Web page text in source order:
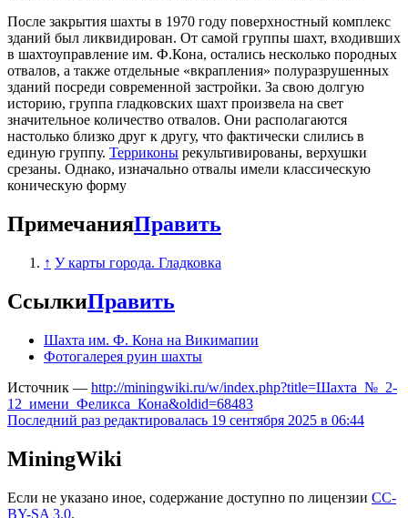
После закрытия шахты в 1970 году поверхностный комплекс
зданий был ликвидирован. От самой группы шахт, входивших
в шахтоуправление им. Ф.Кона, остались несколько породных
отвалов, а также отдельные «вкрапления» полуразрушенных
зданий посреди современной застройки. За свою долгую
историю, группа гладковских шахт произвела на свет
значительное количество отвалов. Они располагаются
настолько близко друг к другу, что фактически слились в
единую группу. Терриконы рекультивированы, верхушки
срезаны. Однако, изначально отвалы имели классическую
коническую форму
ПримечанияПравить
↑ У карты города. Гладковка
СсылкиПравить
Шахта им. Ф. Кона на Викимапии
Фотогалерея руин шахты
Источник — http://miningwiki.ru/w/index.php?title=Шахта_№_2-
12_имени_Феликса_Кона&oldid=68483
Последний раз редактировалась 19 сентября 2025 в 06:44
MiningWiki
Если не указано иное, содержание доступно по лицензии CC-
BY-SA 3.0.